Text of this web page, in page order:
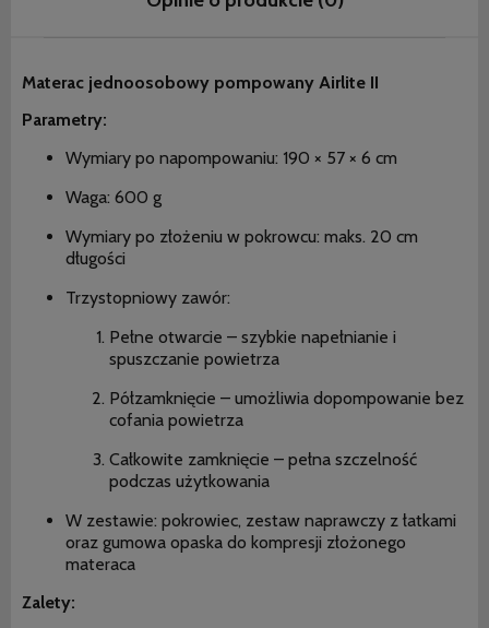
Materac jednoosobowy pompowany Airlite II
Parametry:
Wymiary po napompowaniu: 190 × 57 × 6 cm
Waga: 600 g
Wymiary po złożeniu w pokrowcu: maks. 20 cm
długości
Trzystopniowy zawór:
Pełne otwarcie – szybkie napełnianie i
spuszczanie powietrza
Półzamknięcie – umożliwia dopompowanie bez
cofania powietrza
Całkowite zamknięcie – pełna szczelność
podczas użytkowania
W zestawie: pokrowiec, zestaw naprawczy z łatkami
oraz gumowa opaska do kompresji złożonego
materaca
Zalety: